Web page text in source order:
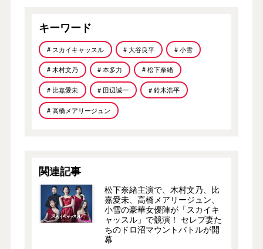
キーワード
# スカイキャッスル # 大谷良平 # 小雪
# 木村文乃 # 本多力 # 松下奈緒
# 比嘉愛未 # 田辺誠一 # 鈴木浩平
# 高橋メアリージュン
関連記事
松下奈緒主演で、木村文乃、比
嘉愛未、高橋メアリージュン、
小雪の豪華女優陣が「スカイキ
ャッスル」で競演！ セレブ妻た
ちのドロ沼マウントバトルが開
幕